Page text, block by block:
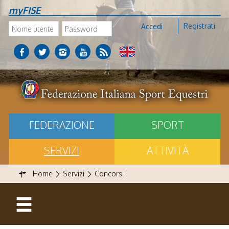
myFISE
Accedi Registrati
FEDERAZIONE
SPORT
SERVIZI
ATTIVITÀ
Home Servizi Concorsi